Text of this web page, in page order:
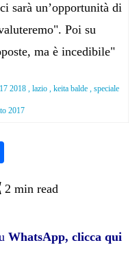
sarà un’opportunità di
Poi su
ma è incedibile"
2018 , lazio , keita balde , speciale
2017
di
di
2 min read
WhatsApp, clicca qui